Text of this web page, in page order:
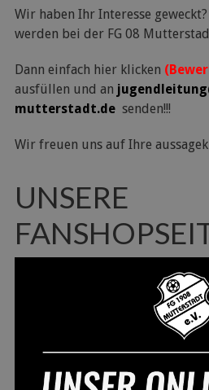
Wir haben Ihr Interesse
werden bei der FG 08
Dann einfach hier klicken
ausfüllen und an
mutterstadt.de senden!!!
Wir freuen uns auf Ihre
UNSERE